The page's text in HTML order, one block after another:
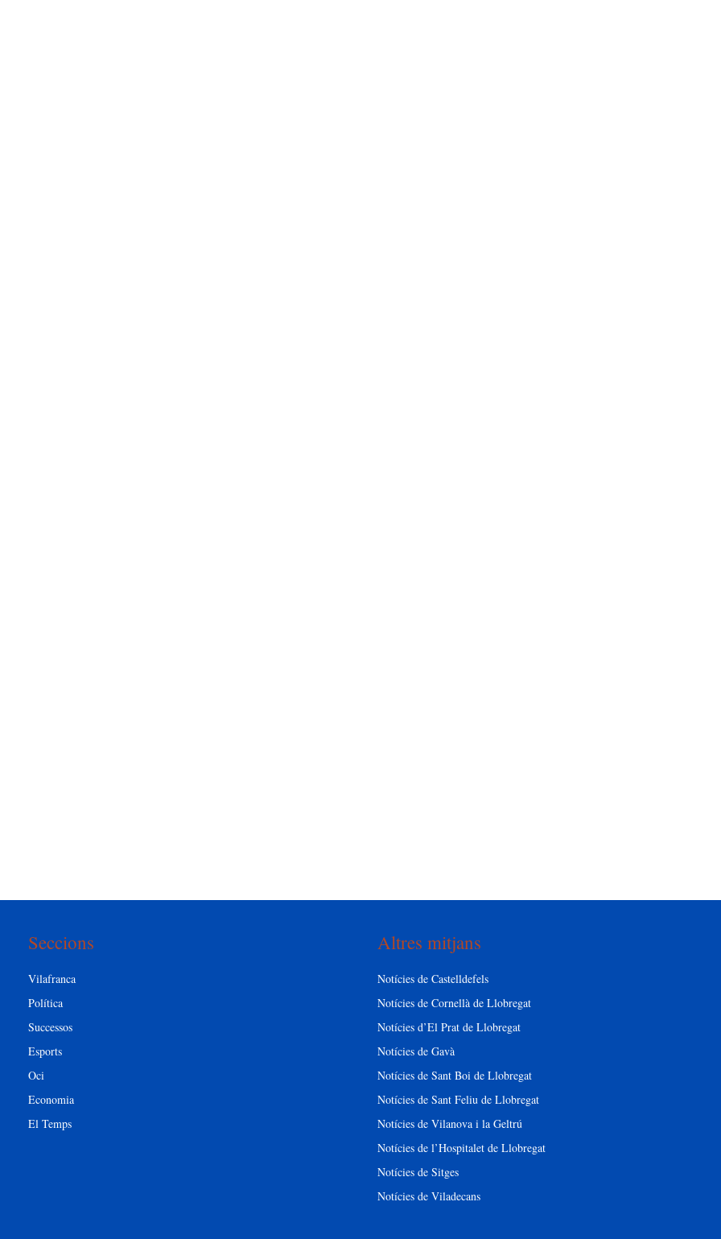
Seccions
Vilafranca
Política
Successos
Esports
Oci
Economia
El Temps
Altres mitjans
Notícies de Castelldefels
Notícies de Cornellà de Llobregat
Notícies d’El Prat de Llobregat
Notícies de Gavà
Notícies de Sant Boi de Llobregat
Notícies de Sant Feliu de Llobregat
Notícies de Vilanova i la Geltrú
Notícies de l’Hospitalet de Llobregat
Notícies de Sitges
Notícies de Viladecans